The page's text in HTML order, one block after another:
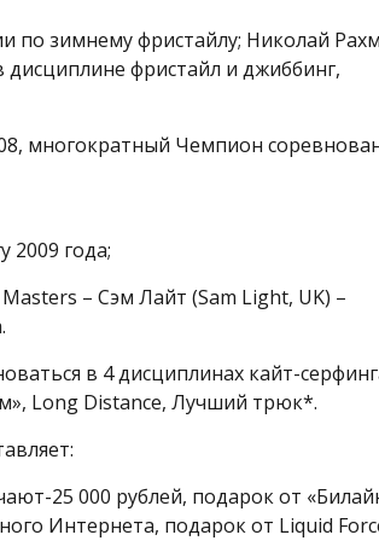
по зимнему фристайлу; Николай
фристайл и джиббинг,
многократный Чемпион
года;
– Сэм Лайт (Sam Light, UK) –
в 4 дисциплинах кайт-
Long Distance, Лучший трюк*.
25 000 рублей, подарок от
Интернета, подарок от Liquid